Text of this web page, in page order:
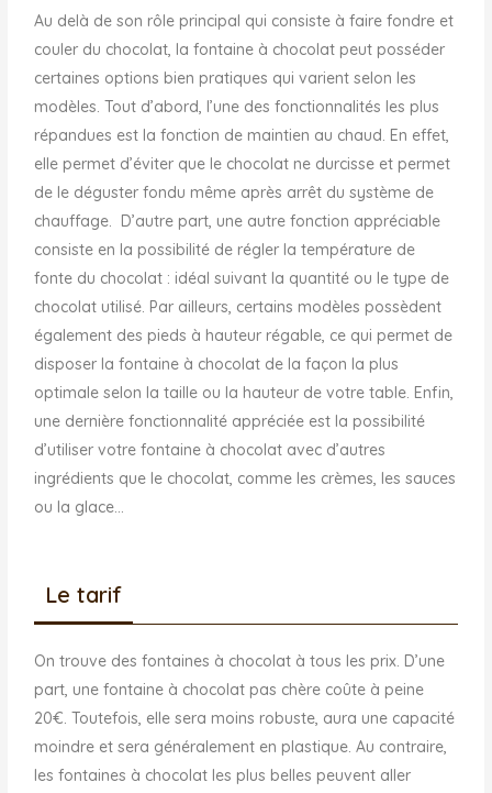
Au delà de son rôle principal qui consiste à faire fondre et
couler du chocolat, la fontaine à chocolat peut posséder
certaines options bien pratiques qui varient selon les
modèles. Tout d’abord, l’une des fonctionnalités les plus
répandues est la fonction de maintien au chaud. En effet,
elle permet d’éviter que le chocolat ne durcisse et permet
de le déguster fondu même après arrêt du système de
chauffage. D’autre part, une autre fonction appréciable
consiste en la possibilité de régler la température de
fonte du chocolat : idéal suivant la quantité ou le type de
chocolat utilisé. Par ailleurs, certains modèles possèdent
également des pieds à hauteur régable, ce qui permet de
disposer la fontaine à chocolat de la façon la plus
optimale selon la taille ou la hauteur de votre table. Enfin,
une dernière fonctionnalité appréciée est la possibilité
d’utiliser votre fontaine à chocolat avec d’autres
ingrédients que le chocolat, comme les crèmes, les sauces
ou la glace…
Le tarif
On trouve des fontaines à chocolat à tous les prix. D’une
part, une fontaine à chocolat pas chère coûte à peine
20€. Toutefois, elle sera moins robuste, aura une capacité
moindre et sera généralement en plastique. Au contraire,
les fontaines à chocolat les plus belles peuvent aller